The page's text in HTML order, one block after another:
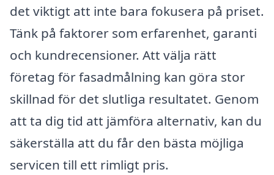
det viktigt att inte bara fokusera på priset.
Tänk på faktorer som erfarenhet, garanti
och kundrecensioner. Att välja rätt
företag för fasadmålning kan göra stor
skillnad för det slutliga resultatet. Genom
att ta dig tid att jämföra alternativ, kan du
säkerställa att du får den bästa möjliga
servicen till ett rimligt pris.